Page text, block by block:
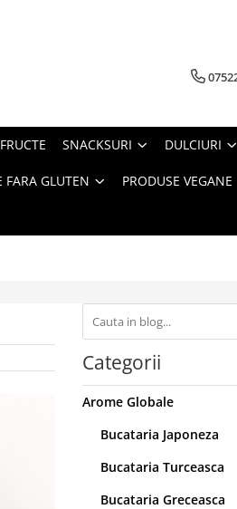
SNACKSURI DULCIURI
FARA GLUTEN PRODUSE VEGANE
Categorii
Arome Globale
Bucataria Japoneza
Bucataria Turceasca
Bucataria Greceasca